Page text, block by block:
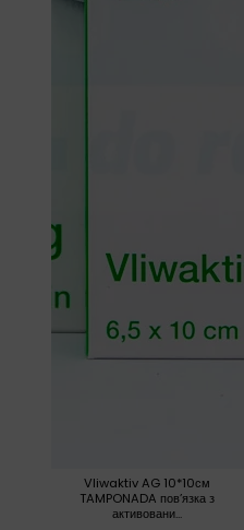
Vliwaktiv AG 10*10см
TAMPONADA пов’язка з
активовани...